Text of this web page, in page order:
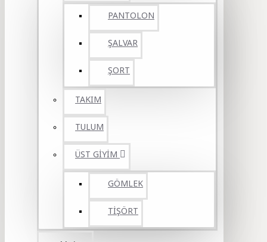
PANTOLON
ŞALVAR
ŞORT
TAKIM
TULUM
ÜST GİYİM
GÖMLEK
TİŞÖRT